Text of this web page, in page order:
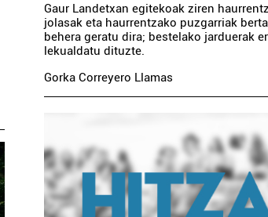
Gaur Landetxan egitekoak ziren
jolasak eta haurrentzako puzgarriak
behera geratu dira; bestelako jarduerak
lekualdatu dituzte.
Gorka Correyero Llamas